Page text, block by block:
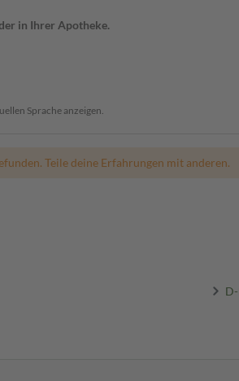
in Ihrer Apotheke.
Sprache anzeigen.
Teile deine Erfahrungen mit anderen.